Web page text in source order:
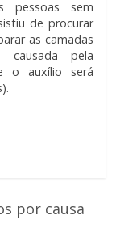
pessoas sem
de procurar
as camadas
causada pela
o auxílio será
por causa